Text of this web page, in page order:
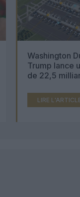
Washington
Trump lance
de 22,5
LIRE